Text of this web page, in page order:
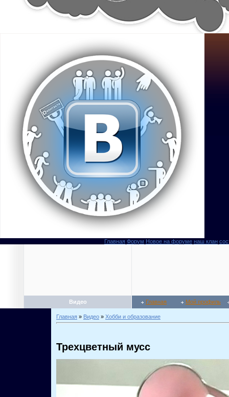
Главная Форум Новое на форуме наш клан
Видео Главная Мой профиль
Главная » Видео » Хобби и образование
Трехцветный мусс